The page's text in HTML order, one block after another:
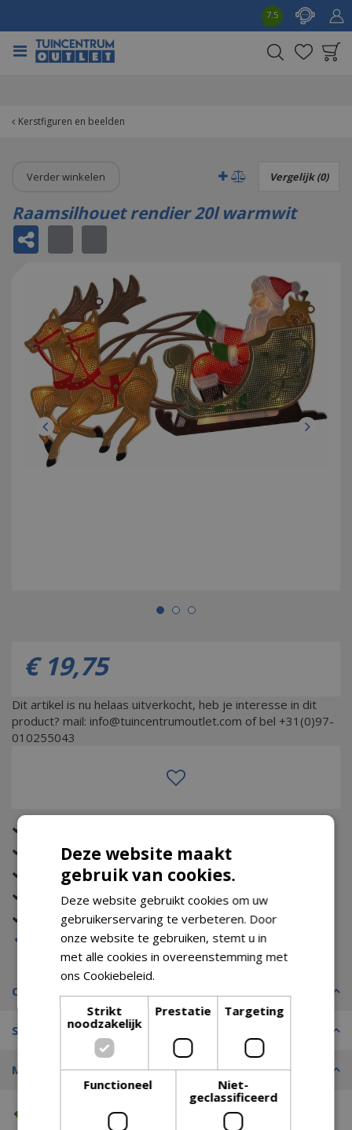
Kerstfiguren en beelden
7.5
Verder winkelen Vergelijk (0)
Raamsilhouet rendier 20l warmwit
€ 19,75
Dit artikel is nu helaas uitverkocht, heb je interesse in dit
product? mail: info@tuincentrumoutlet.com of bel +31(0)97-
010255043
Eerst zien dan betalen (met Riverty)
Gratis verzending (vanaf €74,99)
Tot wel 14 dagen bedenktijd
Gratis retour
Op voorraad
Omschrijving
Specificaties
Merk
Altijd de beste prijs
Deze website maakt
gebruik van cookies.
Deze website gebruikt cookies om uw
gebruikerservaring te verbeteren. Door
onze website te gebruiken, stemt u in
met alle cookies in overeenstemming met
ons Cookiebeleid.
Strikt
noodzakelijk
Prestatie Targeting
Functioneel
Niet-
geclassificeerd